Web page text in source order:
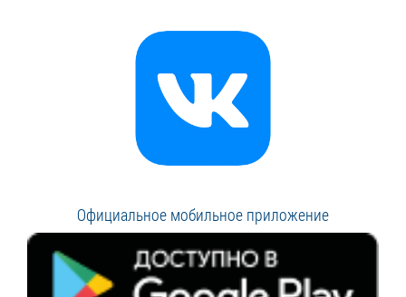
Официальное мобильное приложение